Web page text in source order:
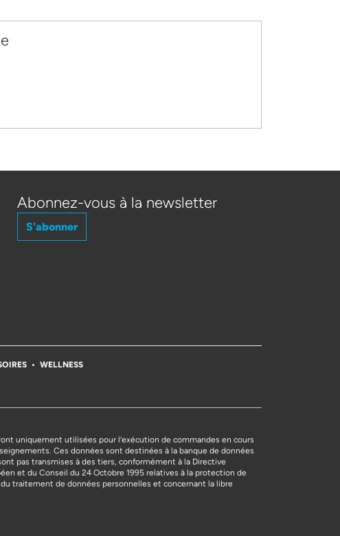
Abonnez-vous à la newsletter
S'abonner
WELLNESS
uniquement utilisées pour l’exécution de commandes en cours
Ces données sont destinées à la banque de données
pas transmises à des tiers, conformément à la Directive
et du Conseil du 24 Octobre 1995 relatives à la protection de
traitement de données personnelles et concernant la libre